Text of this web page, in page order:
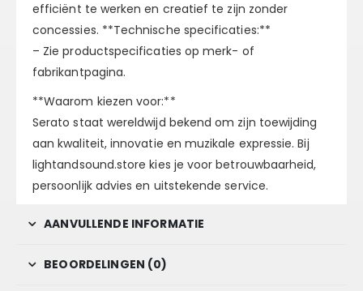
efficiënt te werken en creatief te zijn zonder
concessies. **Technische specificaties:**
– Zie productspecificaties op merk- of
fabrikantpagina.
**Waarom kiezen voor:**
Serato staat wereldwijd bekend om zijn toewijding
aan kwaliteit, innovatie en muzikale expressie. Bij
lightandsound.store kies je voor betrouwbaarheid,
persoonlijk advies en uitstekende service.
AANVULLENDE INFORMATIE
BEOORDELINGEN (0)